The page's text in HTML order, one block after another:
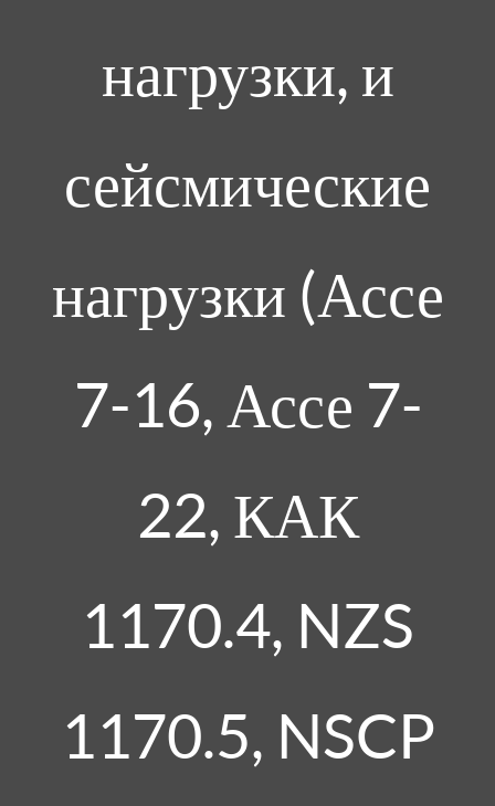
нагрузки, и
сейсмические
нагрузки (Ассе
7-16, Ассе 7-
22, КАК
1170.4, NZS
1170.5, NSCP